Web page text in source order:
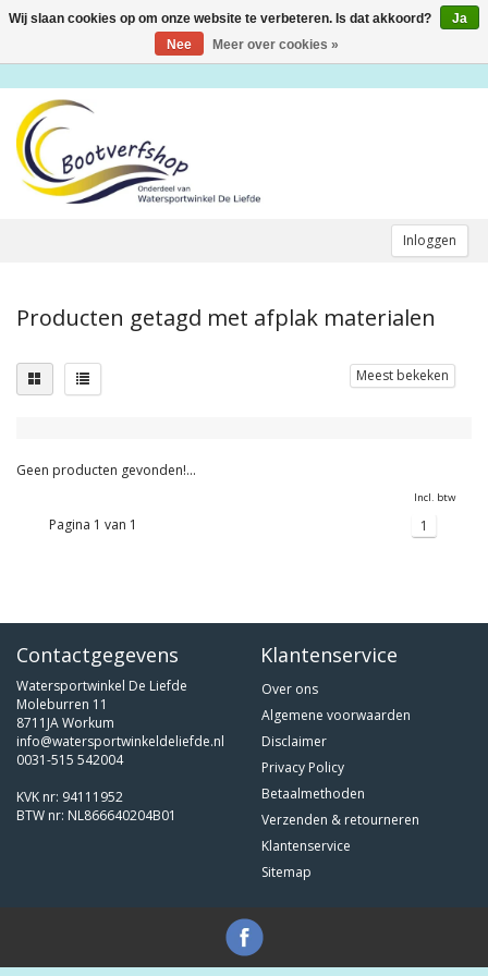
Inloggen
Toggle
Producten getagd met afplak materialen
Meest bekeken
Geen producten gevonden!...
Incl. btw
Pagina 1 van 1 1
Contactgegevens
Watersportwinkel De Liefde
Moleburren 11
8711JA Workum
info@watersportwinkeldeliefde.nl
0031-515 542004
KVK nr: 94111952
BTW nr: NL866640204B01
Klantenservice
Over ons
Algemene voorwaarden
Disclaimer
Privacy Policy
Betaalmethoden
Verzenden & retourneren
Klantenservice
Sitemap
Wij slaan cookies op om onze website te verbeteren. Is dat akkoord?
Ja
Nee
Meer over cookies »